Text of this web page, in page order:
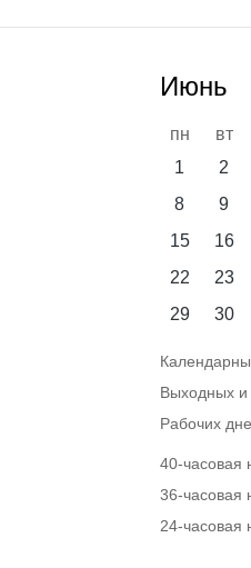
Июнь
пн вт
1
2
8
9
15
16
22
23
29
30
Выходных и
Рабочих
40-часовая
36-часовая
24-часовая